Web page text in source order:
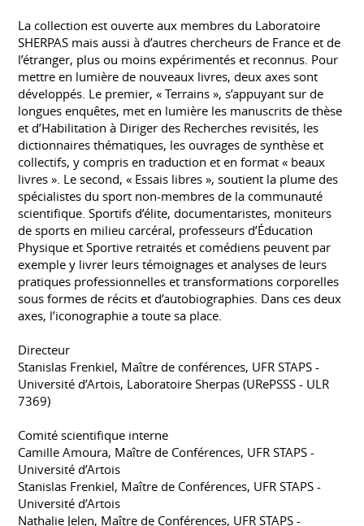
La collection est ouverte aux membres du Laboratoire
SHERPAS mais aussi à d’autres chercheurs de France et de
l’étranger, plus ou moins expérimentés et reconnus. Pour
mettre en lumière de nouveaux livres, deux axes sont
développés. Le premier, « Terrains », s’appuyant sur de
longues enquêtes, met en lumière les manuscrits de thèse
et d’Habilitation à Diriger des Recherches revisités, les
dictionnaires thématiques, les ouvrages de synthèse et
collectifs, y compris en traduction et en format « beaux
livres ». Le second, « Essais libres », soutient la plume des
spécialistes du sport non-membres de la communauté
scientifique. Sportifs d’élite, documentaristes, moniteurs
de sports en milieu carcéral, professeurs d’Éducation
Physique et Sportive retraités et comédiens peuvent par
exemple y livrer leurs témoignages et analyses de leurs
pratiques professionnelles et transformations corporelles
sous formes de récits et d’autobiographies. Dans ces deux
axes, l’iconographie a toute sa place.
Directeur
Stanislas Frenkiel, Maître de conférences, UFR STAPS -
Université d’Artois, Laboratoire Sherpas (URePSSS - ULR
7369)
Comité scientifique interne
Camille Amoura, Maître de Conférences, UFR STAPS -
Université d’Artois
Stanislas Frenkiel, Maître de Conférences, UFR STAPS -
Université d’Artois
Nathalie Jelen, Maître de Conférences, UFR STAPS -